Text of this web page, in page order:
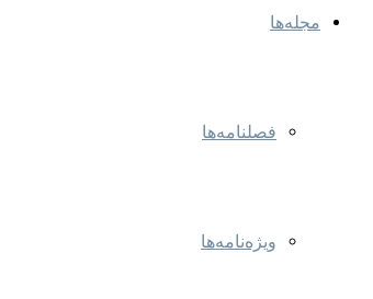
مجله‌ها
فصلنامه‌ها
ویژه‌نامه‌ها